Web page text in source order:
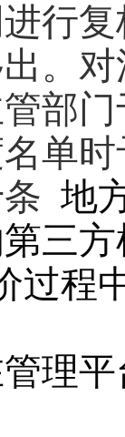
行
。
部
单
地
三
过程
理